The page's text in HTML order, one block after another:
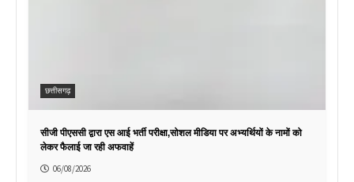
छत्तीसगढ़
सीजी पीएससी द्वारा एस आई भर्ती परीक्षा,सोशल मीडिया पर अभ्यर्थियों के नामों को
लेकर फैलाई जा रही अफवाहें
06/08/2026